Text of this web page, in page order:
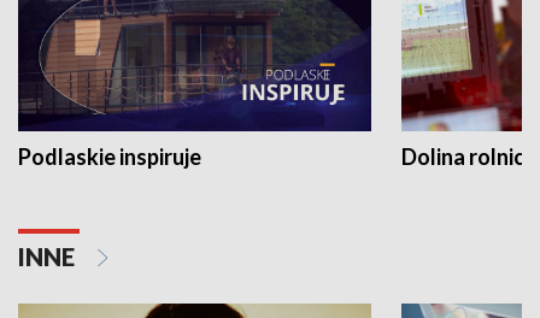
Podlaskie inspiruje Dolina
INNE